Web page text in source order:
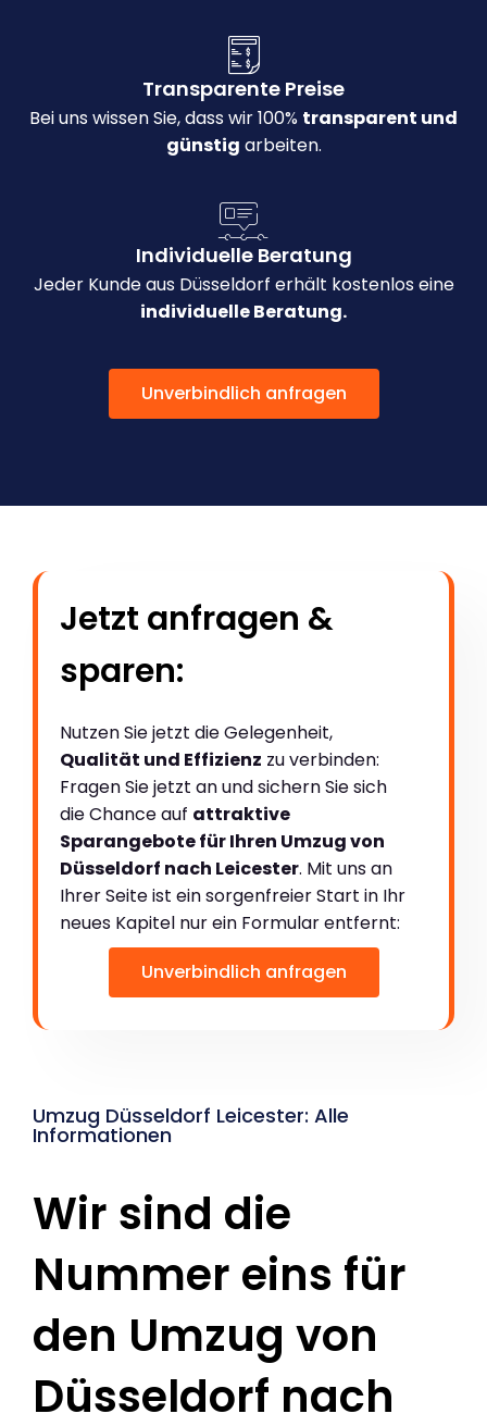
Transparente Preise
Bei uns wissen Sie, dass wir 100% transparent und
günstig arbeiten.
Individuelle Beratung
Jeder Kunde aus Düsseldorf erhält kostenlos eine
individuelle Beratung.
Unverbindlich anfragen
Jetzt anfragen &
sparen:
Nutzen Sie jetzt die Gelegenheit,
Qualität und Effizienz zu verbinden:
Fragen Sie jetzt an und sichern Sie sich
die Chance auf attraktive
Sparangebote für Ihren Umzug von
Düsseldorf nach Leicester. Mit uns an
Ihrer Seite ist ein sorgenfreier Start in Ihr
neues Kapitel nur ein Formular entfernt:
Unverbindlich anfragen
Umzug Düsseldorf Leicester: Alle
Informationen
Wir sind die
Nummer eins für
den Umzug von
Düsseldorf nach